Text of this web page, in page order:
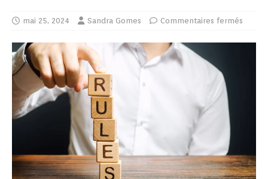
mai 25, 2024 Sandra Gomes Commentaires fermés